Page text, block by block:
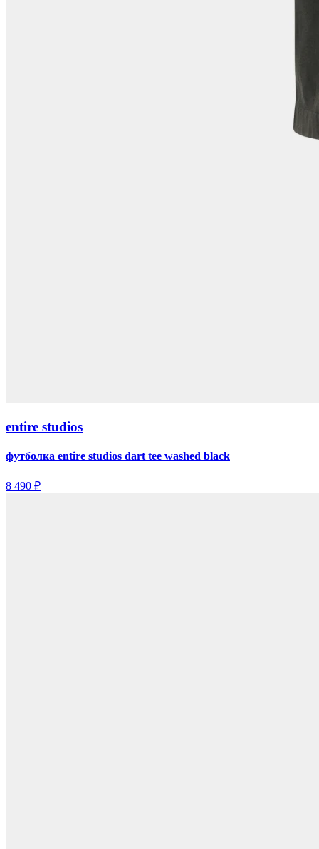
entire studios
футболка entire studios dart tee washed black
8 490 ₽